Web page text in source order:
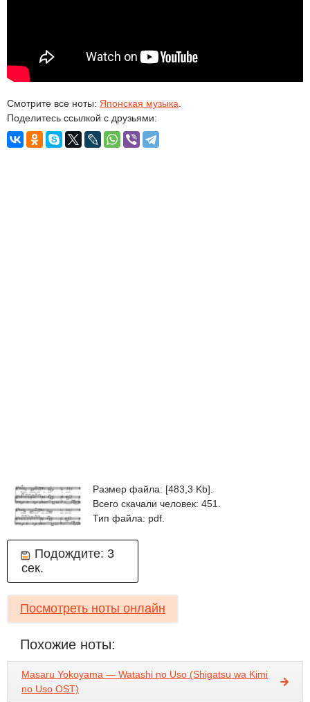
Смотрите все ноты: Японская музыка
Поделитесь ссылкой с друзьями:
Размер файла: [483,3 Kb].
Всего скачали человек: 451.
Тип файла: pdf.
Подождите: 3
сек.
Посмотреть ноты онлайн
Похожие ноты:
Masaru Yokoyama — Watashi no Uso (Shigatsu wa Kimi
no Uso OST)